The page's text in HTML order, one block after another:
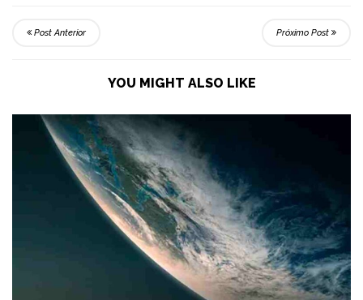
Post Anterior Próximo Post
YOU MIGHT ALSO LIKE